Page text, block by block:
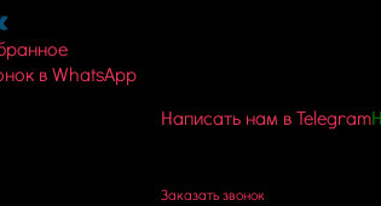
в WhatsApp
Написать нам в Telegram
Заказать звонок